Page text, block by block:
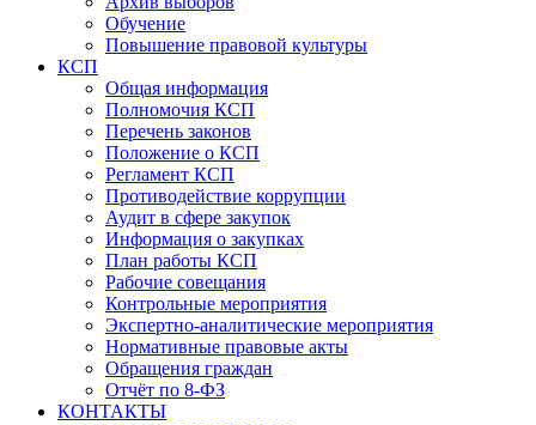
Обучение
Повышение правовой культуры
КСП
Общая информация
Полномочия КСП
Перечень законов
Положение о КСП
Регламент КСП
Противодействие коррупции
Аудит в сфере закупок
Информация о закупках
План работы КСП
Рабочие совещания
Контрольные мероприятия
Экспертно-аналитические мероприятия
Нормативные правовые акты
Обращения граждан
Отчёт по 8-ФЗ
КОНТАКТЫ